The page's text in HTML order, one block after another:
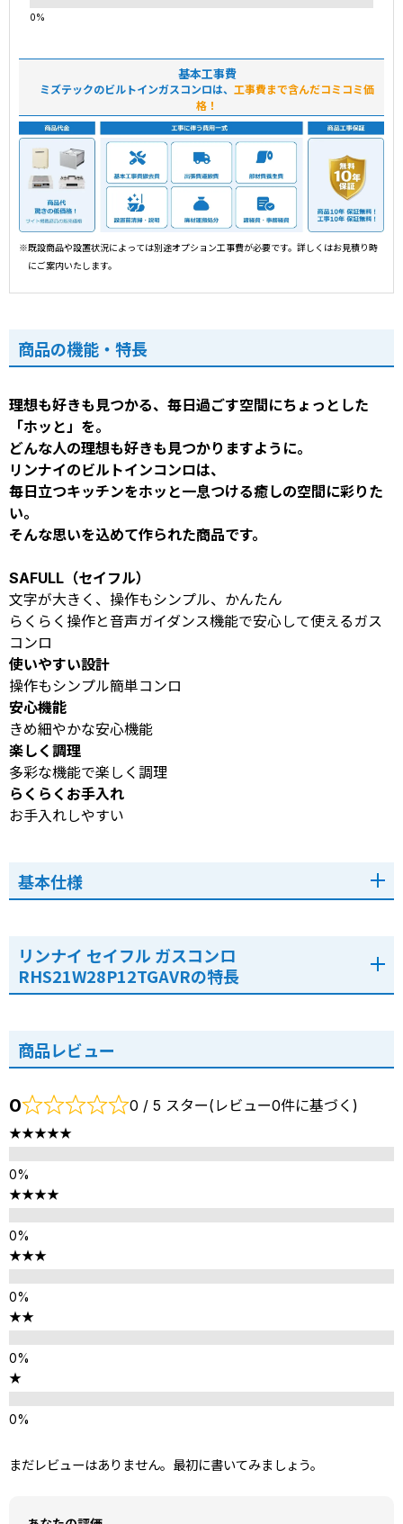
基本工事費
ミズテックのビルトインガスコンロは、 工事費まで含んだコミコミ価
格！
※既設商品や設置状況によっては別途オプション工事費が必要です。詳しくはお見積り時
にご案内いたします。
商品の機能・特長
理想も好きも見つかる、毎日過ごす空間にちょっとした
「ホッと」を。
どんな人の理想も好きも見つかりますように。
リンナイのビルトインコンロは、
毎日立つキッチンをホッと一息つける癒しの空間に彩りた
い。
そんな思いを込めて作られた商品です。
SAFULL（セイフル）
文字が大きく、操作もシンプル、かんたん
らくらく操作と音声ガイダンス機能で安心して使えるガス
コンロ
使いやすい設計
操作もシンプル簡単コンロ
安心機能
きめ細やかな安心機能
楽しく調理
多彩な機能で楽しく調理
らくらくお手入れ
お手入れしやすい
基本仕様
リンナイ セイフル ガスコンロ
RHS21W28P12TGAVRの特長
商品レビュー
0 0 / 5 スター(レビュー0件に基づく)
★★★★★
★★★★
★★★
★★
★
まだレビューはありません。最初に書いてみましょう。